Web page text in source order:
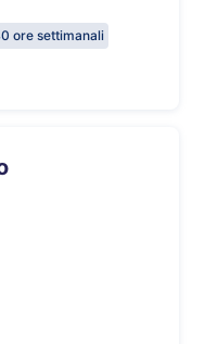
ore settimanali